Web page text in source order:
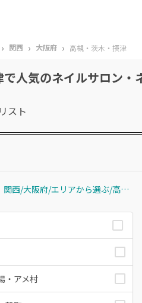
› 関西 › 大阪府 › 高槻・茨木・摂津
人気のネイルサロン・
スト
関西/大阪府/エリアから選ぶ/高槻・茨木・摂津
・アメ村